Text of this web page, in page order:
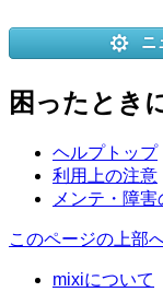
困ったとき
ヘルプトップ
利用上の注意
メンテ・障
このページの上部
mixiについて